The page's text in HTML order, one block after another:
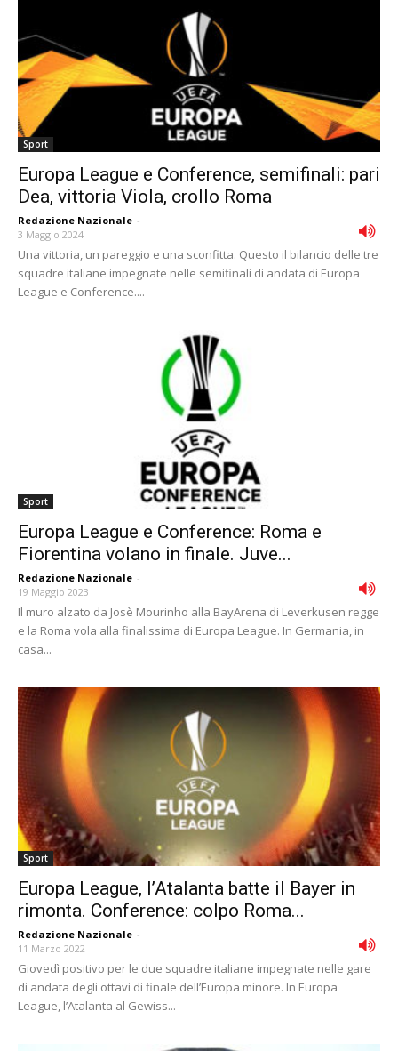
Sport
Europa League e Conference, semifinali: pari
Dea, vittoria Viola, crollo Roma
Redazione Nazionale -
3 Maggio 2024
Una vittoria, un pareggio e una sconfitta. Questo il bilancio delle tre
squadre italiane impegnate nelle semifinali di andata di Europa
League e Conference....
Sport
Europa League e Conference: Roma e
Fiorentina volano in finale. Juve...
Redazione Nazionale -
19 Maggio 2023
Il muro alzato da Josè Mourinho alla BayArena di Leverkusen regge
e la Roma vola alla finalissima di Europa League. In Germania, in
casa...
Sport
Europa League, l’Atalanta batte il Bayer in
rimonta. Conference: colpo Roma...
Redazione Nazionale -
11 Marzo 2022
Giovedì positivo per le due squadre italiane impegnate nelle gare
di andata degli ottavi di finale dell’Europa minore. In Europa
League, l’Atalanta al Gewiss...